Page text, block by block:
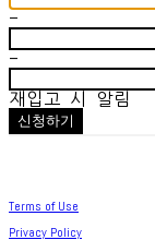
-
-
재입고 시 알림
신청하기
Terms of Use
Privacy Policy